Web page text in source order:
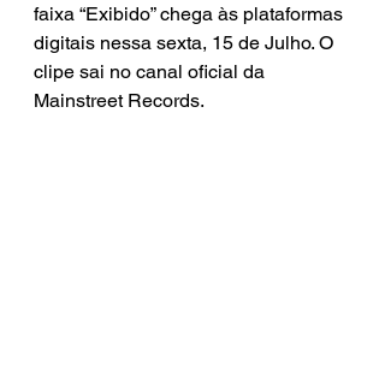
faixa “Exibido” chega às plataformas
digitais nessa sexta, 15 de Julho. O
clipe sai no canal oficial da
Mainstreet Records.